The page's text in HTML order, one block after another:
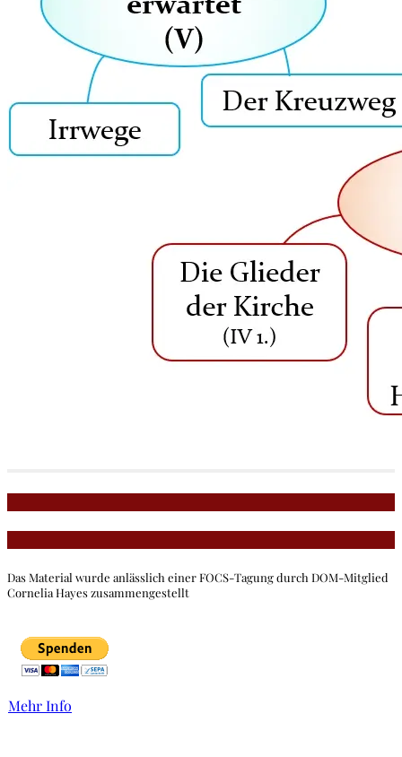
Das Material wurde anlässlich einer FOCS-Tagung durch DOM-Mitglied
Cornelia Hayes zusammengestellt
Mehr Info